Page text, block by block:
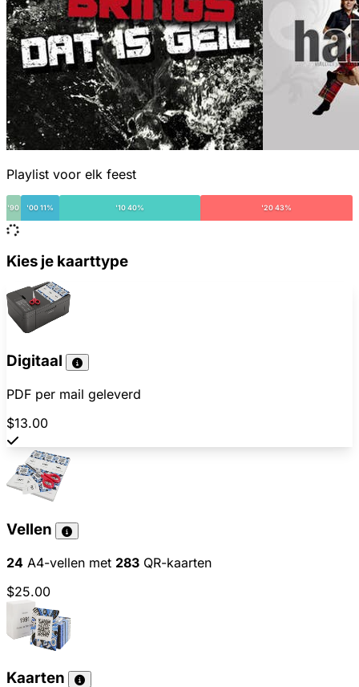
Playlist voor elk feest
'90 '00 11% '10 40% '20 43%
Kies je kaarttype
Digitaal
PDF per mail geleverd
$13.00
Vellen
24 A4-vellen met 283 QR-kaarten
$25.00
Kaarten